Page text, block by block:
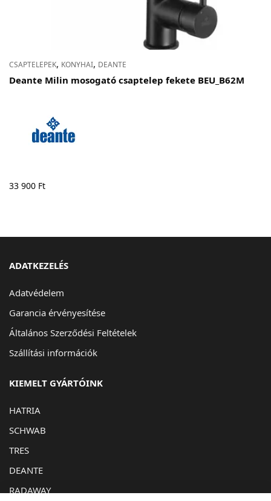
CSAPTELEPEK, KONYHAI, DEANTE
Deante Milin mosogató csaptelep fekete BEU_B62M
33 900 Ft
ADATKEZELÉS
Adatvédelem
Garancia érvényesítése
Általános Szerződési Feltételek
Szállítási információk
KIEMELT GYÁRTÓINK
HATRIA
SCHWAB
TRES
DEANTE
RADAWAY